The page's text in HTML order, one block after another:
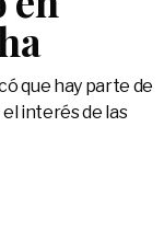
que hay parte de
interés de las